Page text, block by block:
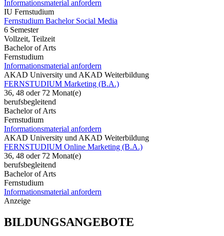
Informationsmaterial anfordern
IU Fernstudium
Fernstudium Bachelor Social Media
6 Semester
Vollzeit, Teilzeit
Bachelor of Arts
Fernstudium
Informationsmaterial anfordern
AKAD University und AKAD Weiterbildung
FERNSTUDIUM Marketing (B.A.)
36, 48 oder 72 Monat(e)
berufsbegleitend
Bachelor of Arts
Fernstudium
Informationsmaterial anfordern
AKAD University und AKAD Weiterbildung
FERNSTUDIUM Online Marketing (B.A.)
36, 48 oder 72 Monat(e)
berufsbegleitend
Bachelor of Arts
Fernstudium
Informationsmaterial anfordern
Anzeige
BILDUNGSANGEBOTE